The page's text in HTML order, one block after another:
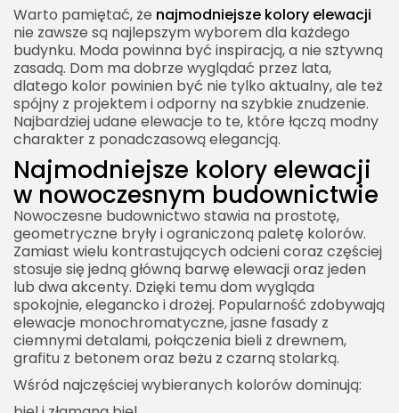
Warto pamiętać, że najmodniejsze kolory elewacji
nie zawsze są najlepszym wyborem dla każdego
budynku. Moda powinna być inspiracją, a nie sztywną
zasadą. Dom ma dobrze wyglądać przez lata,
dlatego kolor powinien być nie tylko aktualny, ale też
spójny z projektem i odporny na szybkie znudzenie.
Najbardziej udane elewacje to te, które łączą modny
charakter z ponadczasową elegancją.
Najmodniejsze kolory elewacji
w nowoczesnym budownictwie
Nowoczesne budownictwo stawia na prostotę,
geometryczne bryły i ograniczoną paletę kolorów.
Zamiast wielu kontrastujących odcieni coraz częściej
stosuje się jedną główną barwę elewacji oraz jeden
lub dwa akcenty. Dzięki temu dom wygląda
spokojnie, elegancko i drożej. Popularność zdobywają
elewacje monochromatyczne, jasne fasady z
ciemnymi detalami, połączenia bieli z drewnem,
grafitu z betonem oraz beżu z czarną stolarką.
Wśród najczęściej wybieranych kolorów dominują:
Jak stworzyć spójną paletę kolorów elewacji
Najbardziej ponadczasowe kolory elewacji
Najmodniejsze kolory elewacji a indywidualny
charakter domu
Jak wybrać modny kolor elewacji bez ryzyka
Najmodniejsze kolory elewacji jako połączenie
trendów i rozsądku